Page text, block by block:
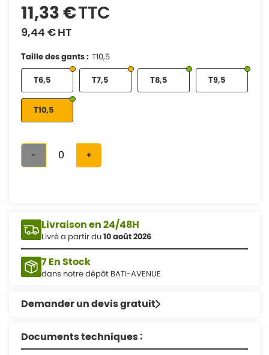
11,33 €TTC
9,44 €HT
Taille des gants T10,5
T6,5 T7,5 T8,5 T9,5
T10,5
- +
Livraison en 24/48H
Livré a partir du10 août 2026
7 En Stock
dans notre dépôt BATI-AVENUE
Demander un devis gratuit
Documents techniques :